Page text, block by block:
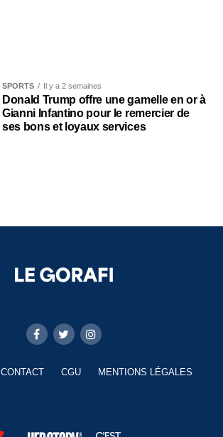
SPORTS Il y a 2 semaines
Donald Trump offre une gamelle en or à
Gianni Infantino pour le remercier de
ses bons et loyaux services
CONTACT CGU MENTIONS LÉGALES